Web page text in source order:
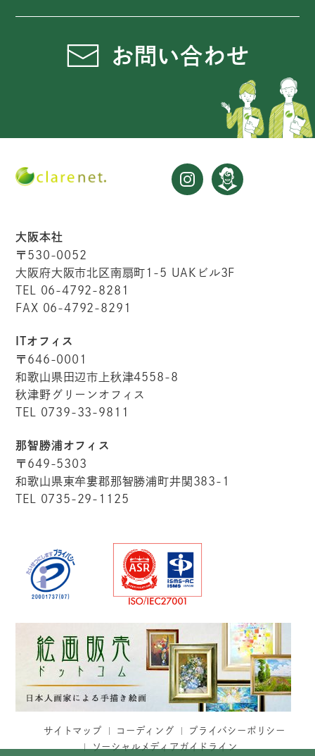
お問い合わせ
大阪本社
〒530-0052
大阪府大阪市北区南扇町1-5 UAKビル3F
TEL 06-4792-8281
FAX 06-4792-8291
ITオフィス
〒646-0001
和歌山県田辺市上秋津4558-8
秋津野グリーンオフィス
TEL 0739-33-9811
那智勝浦オフィス
〒649-5303
和歌山県東牟婁郡那智勝浦町井関383-1
TEL 0735-29-1125
サイトマップ コーディング
プライバシーポリシー
ソーシャルメディアガイドライン